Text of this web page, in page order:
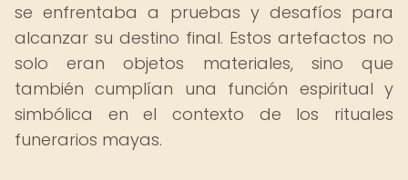
se enfrentaba a pruebas y desafíos para
alcanzar su destino final. Estos artefactos no
solo eran objetos materiales, sino que
también cumplían una función espiritual y
simbólica en el contexto de los rituales
funerarios mayas.